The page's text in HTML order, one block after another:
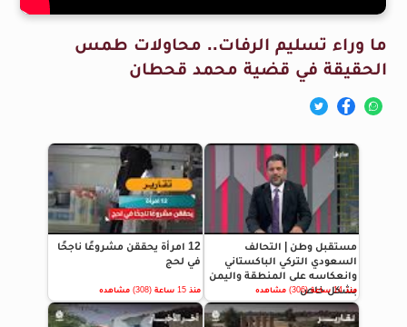
ما وراء تسليم الرفات.. محاولات طمس
الحقيقة في قضية محمد قحطان
مستقبل وطن | التحالف
السعودي التركي الباكستاني
وانعكاسه على المنطقة واليمن
بشكل خاص
منذ 14 ساعة (306) مشاهده
12 امرأة يحققن مشروعًا ناجحًا
في لحج
منذ 15 ساعة (308) مشاهده